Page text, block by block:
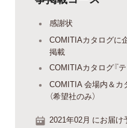
感謝状
COMITIAカタログに
掲載
COMITIAカタログ『
COMITIA 会場内＆カ
（希望社のみ）
2021年02月 にお届け